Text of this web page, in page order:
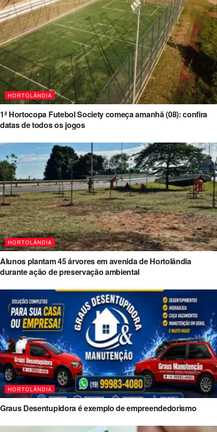
HORTOLÂNDIA
1ª Hortocopa Futebol Society começa amanhã (08): confira
datas de todos os jogos
HORTOLÂNDIA
Alunos plantam 45 árvores em avenida de Hortolândia
durante ação de preservação ambiental
HORTOLÂNDIA
Graus Desentupidora é exemplo de empreendedorismo